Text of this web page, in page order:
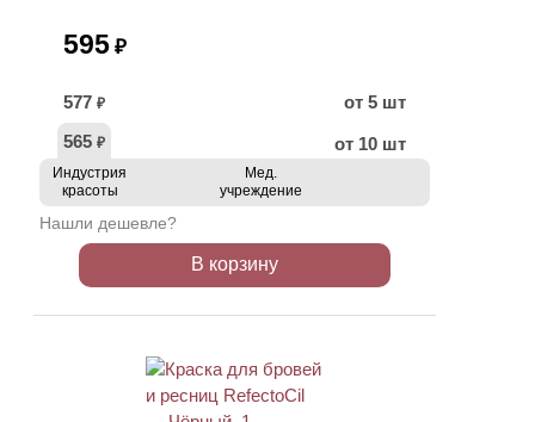
595 ₽
577 ₽
от 5 шт
565 ₽ от 10 шт
Индустрия
красоты
Мед.
учреждение
Нашли дешевле?
В корзину